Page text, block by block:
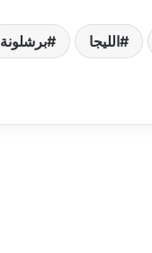
الليجا برشلونة